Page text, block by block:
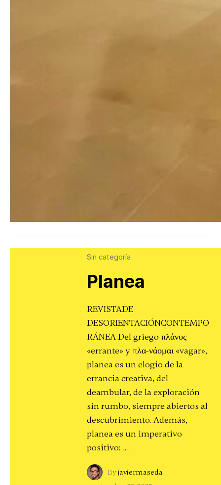
Sin categoría
Planea
REVISTADE
DESORIENTACIÓNCONTEMPO
RÁNEA Del griego πλάνος
«errante» y πλα-νάομαι «vagar»,
planea es un elogio de la
errancia creativa, del
deambular, de la exploración
sin rumbo, siempre abiertos al
descubrimiento. Además,
planea es un imperativo
positivo: …
Byjaviermaseda ·